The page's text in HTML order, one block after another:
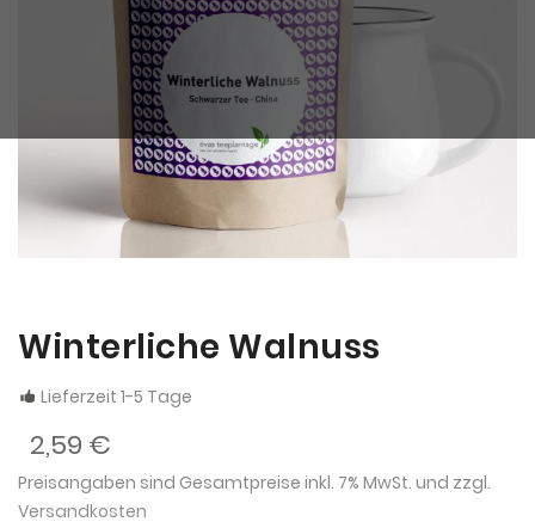
Winterliche Walnuss
Lieferzeit 1-5 Tage
2,59 €
Preisangaben sind Gesamtpreise inkl. 7% MwSt. und zzgl.
Versandkosten